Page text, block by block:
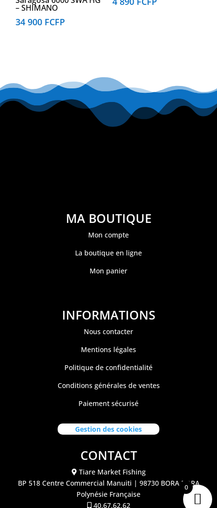
– SHIMANO
34 900 FCFP
MA BOUTIQUE
Mon compte
La boutique en ligne
Mon panier
INFORMATIONS
Nous contacter
Mentions légales
Politique de confidentialité
Conditions générales de ventes
Paiement sécurisé
Gestion des cookies
CONTACT
Tiare Market Fishing
BP 518 Centre Commercial Manuiti | 98730 BORA BORA
Polynésie Française
40.67.62.62
0